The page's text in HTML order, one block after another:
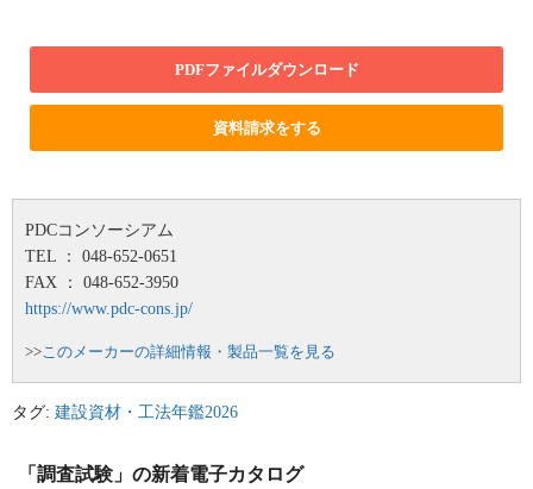
PDFファイルダウンロード
資料請求をする
PDCコンソーシアム
TEL ： 048-652-0651
FAX ： 048-652-3950
https://www.pdc-cons.jp/
>>このメーカーの詳細情報・製品一覧を見る
タグ: 建設資材・工法年鑑2026
「調査試験」の新着電子カタログ